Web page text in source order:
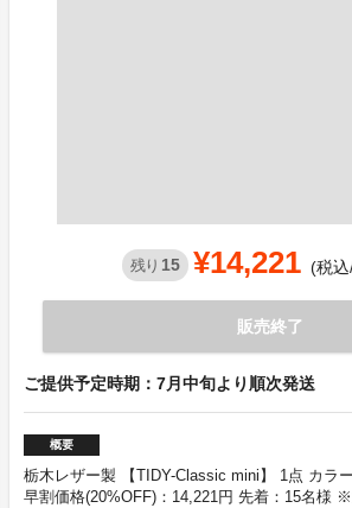
残り 15 ¥14,221 (税
販売終了
ご提供予定時期：7月中旬より順次発送
概要
栃木レザー製 【TIDY-Classic mini】 1点 カラ
早割価格(20%OFF)：14,221円 先着：15名様